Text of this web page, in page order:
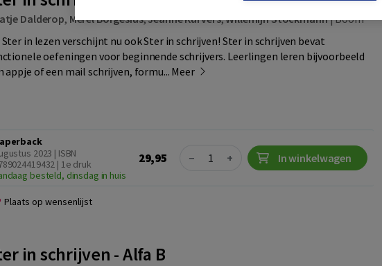
Dalderop, Merel Borgesius,Jeanne Kurvers,Willemijn Stockmann|Boom
Ster in lezen verschijnt nu ook Ster in schrijven! Ster in schrijven bevat
oefeningen voor beginnende schrijvers. Leerlingen leren bijvoorbeeld
appje of een mail schrijven, formu... Meer
2023 | ISBN
| 1e druk
besteld, dinsdag in huis
29,95 Quantity
− + In winkelwagen
Plaats op wensenlijst
in schrijven - Alfa B